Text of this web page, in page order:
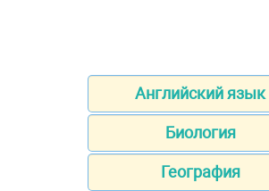
Английский язык
Биология
География